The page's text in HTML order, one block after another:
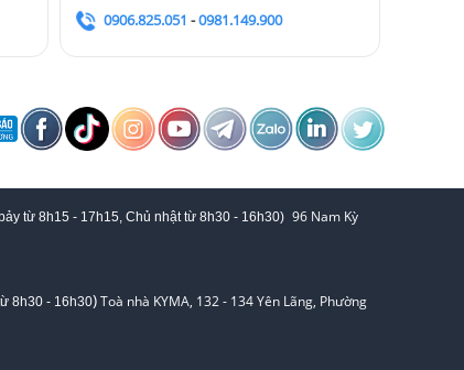
0906.825.051 -0981.149.900
từ 8h15 - 17h15, Chủ nhật từ 8h30 - 16h30) 96 Nam Kỳ
8h30 - 16h30)Toà nhà KYMA, 132 - 134 Yên Lãng, Phường